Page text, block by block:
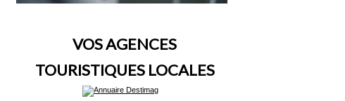
VOS AGENCES
TOURISTIQUES LOCALES